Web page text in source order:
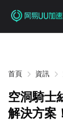
首頁 資訊
空洞騎士
解決方案